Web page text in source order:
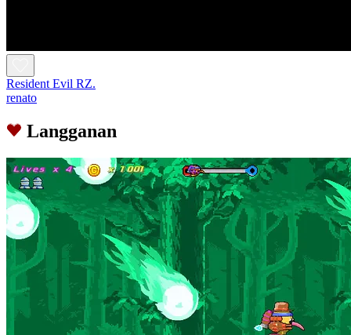
Resident Evil RZ.
renato
Langganan